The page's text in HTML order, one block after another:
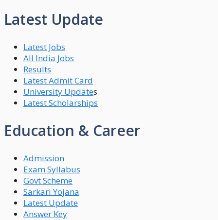
Latest Update
Latest Jobs
All India Jobs
Results
Latest Admit Card
University Updates
Latest Scholarships
Education & Career
Admission
Exam Syllabus
Govt Scheme
Sarkari Yojana
Latest Update
Answer Key